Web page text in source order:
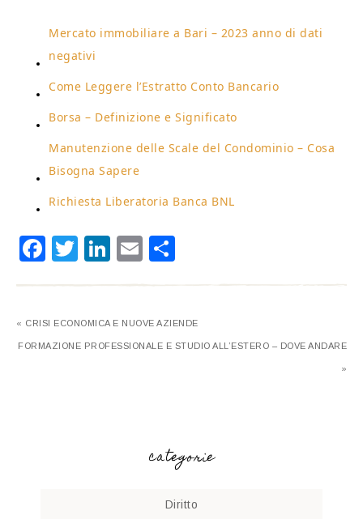
Mercato immobiliare a Bari – 2023 anno di dati
negativi
Come Leggere l’Estratto Conto Bancario
Borsa – Definizione e Significato
Manutenzione delle Scale del Condominio – Cosa
Bisogna Sapere
Richiesta Liberatoria Banca BNL
Facebook
Twitter
LinkedIn
Email
« CRISI ECONOMICA E NUOVE AZIENDE
FORMAZIONE PROFESSIONALE E STUDIO ALL’ESTERO – DOVE ANDARE
»
categorie
Diritto